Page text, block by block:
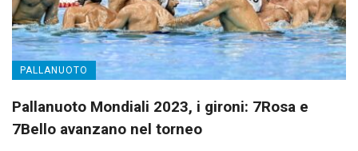
PALLANUOTO
Pallanuoto Mondiali 2023, i gironi: 7Rosa e
7Bello avanzano nel torneo